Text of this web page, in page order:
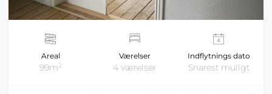
Areal
99m2
Værelser
4 værelser
Indflytnings dato
Snarest muligt